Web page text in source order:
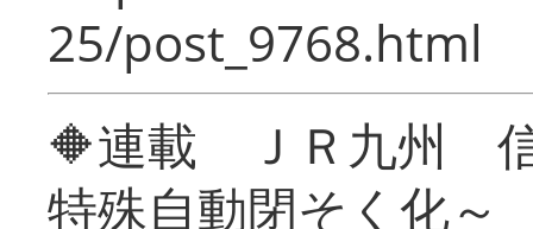
25/post_9768.html
🔶連載 ＪＲ九州 信
特殊自動閉そく化～